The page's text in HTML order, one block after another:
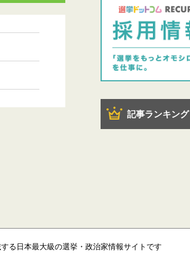
記事ランキング
る日本最大級の選挙・政治家情報サイトです